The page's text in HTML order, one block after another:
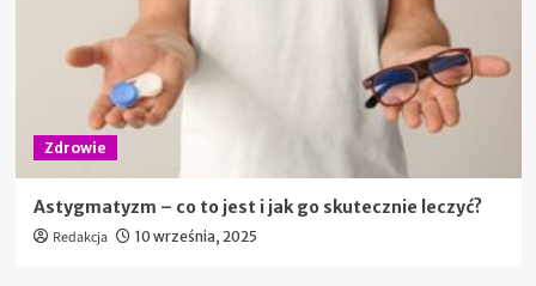
Zdrowie
Astygmatyzm – co to jest i jak go skutecznie leczyć?
Redakcja 10 września, 2025